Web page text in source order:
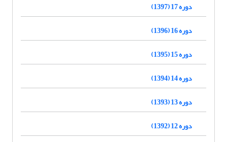
دوره 17 (1397)
دوره 16 (1396)
دوره 15 (1395)
دوره 14 (1394)
دوره 13 (1393)
دوره 12 (1392)